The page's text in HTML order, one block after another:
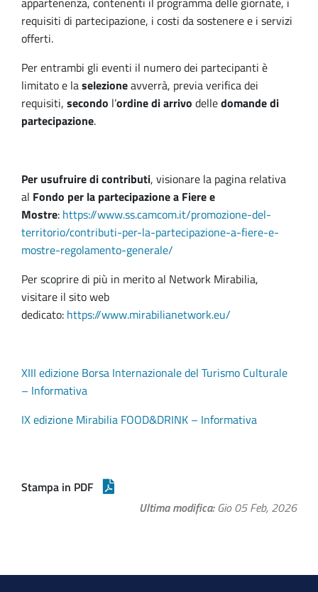
requisiti di partecipazione, i costi da sostenere e i servizi
offerti.
Per entrambi gli eventi il numero dei partecipanti è
limitato e laselezioneavverrà, previa verifica dei
requisiti, secondo l’ordine di arrivo delledomande di
partecipazione.
Per usufruire di contributi, visionare la pagina relativa
al Fondo per la partecipazione a Fiere e
Mostre: https://www.ss.camcom.it/promozione-del-
territorio/contributi-per-la-partecipazione-a-fiere-e-
mostre-regolamento-generale/
Per scoprire di più in merito al Network Mirabilia,
visitare il sito web
dedicato: https://www.mirabilianetwork.eu/
XIII edizione Borsa Internazionale del Turismo Culturale
– Informativa
IX edizione Mirabilia FOOD&DRINK – Informativa
Stampa in PDF
Ultima modifica Gio 05 Feb, 2026